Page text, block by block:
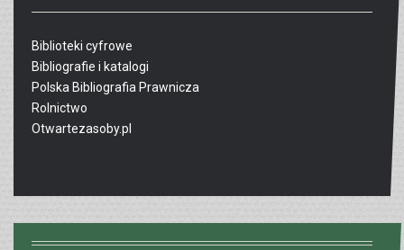
Biblioteki cyfrowe
Bibliografie i katalogi
Polska Bibliografia Prawnicza
Rolnictwo
Otwartezasoby.pl